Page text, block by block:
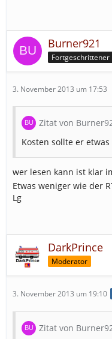
Burner921
Fortgeschrittener
3. November 2013 um 17:53
Zitat von
Kosten sollte er
wer lesen kann ist klar
Etwas weniger wie der
Lg
DarkPrince
Moderator
3. November 2013 um 19:10
Zitat von